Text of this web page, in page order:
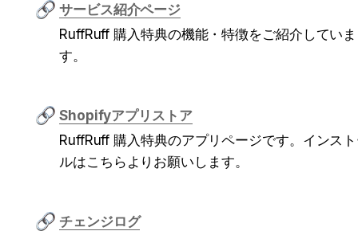
サービス紹介ページ
RuffRuff 購入特典の機能・特徴をご紹介していま
す。
Shopifyアプリストア
RuffRuff 購入特典のアプリページです。インス
ルはこちらよりお願いします。
チェンジログ